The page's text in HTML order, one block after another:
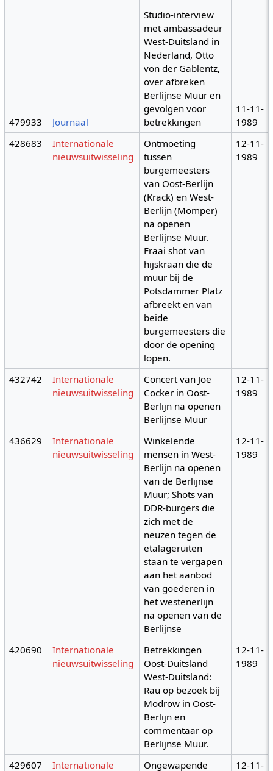
479933 Journaal
Studio-interview
met ambassadeur
West-Duitsland in
Nederland, Otto
von der Gablentz,
over afbreken
Berlijnse Muur en
gevolgen voor
betrekkingen
11-11-
1989
428683
Internationale
nieuwsuitwisseling
Ontmoeting
tussen
burgemeesters
van Oost-Berlijn
(Krack) en West-
Berlijn (Momper)
na openen
Berlijnse Muur.
Fraai shot van
hijskraan die de
muur bij de
Potsdammer Platz
afbreekt en van
beide
burgemeesters die
door de opening
lopen.
12-11-
1989
432742
Internationale
nieuwsuitwisseling
Concert van Joe
Cocker in Oost-
Berlijn na openen
Berlijnse Muur
12-11-
1989
436629
Internationale
nieuwsuitwisseling
Winkelende
mensen in West-
Berlijn na openen
van de Berlijnse
Muur; Shots van
DDR-burgers die
zich met de
neuzen tegen de
etalageruiten
staan te vergapen
aan het aanbod
van goederen in
het westenerlijn
na openen van de
Berlijnse
12-11-
1989
420690
Internationale
nieuwsuitwisseling
Betrekkingen
Oost-Duitsland
West-Duitsland:
Rau op bezoek bij
Modrow in Oost-
Berlijn en
commentaar op
Berlijnse Muur.
12-11-
1989
429607 Internationale Ongewapende 12-11-